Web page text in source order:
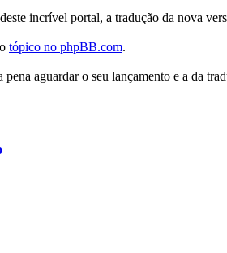
incrível portal, a tradução da nova
tópico no phpBB.com.
aguardar o seu lançamento e a da